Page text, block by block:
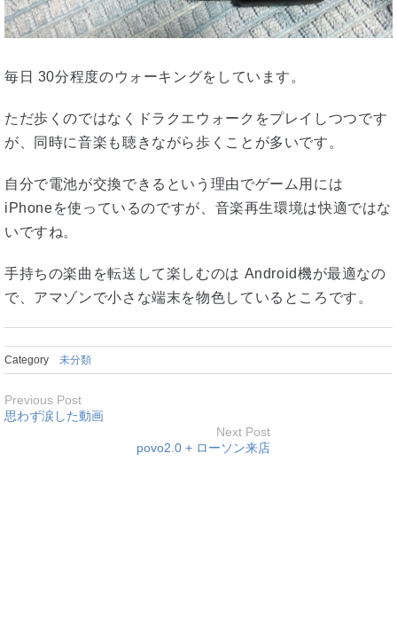
毎日 30分程度のウォーキングをしています。
ただ歩くのではなくドラクエウォークをプレイしつつです
が、同時に音楽も聴きながら歩くことが多いです。
自分で電池が交換できるという理由でゲーム用には
iPhoneを使っているのですが、音楽再生環境は快適ではな
いですね。
手持ちの楽曲を転送して楽しむのは Android機が最適なの
で、アマゾンで小さな端末を物色しているところです。
Category 未分類
Previous Post
思わず涙した動画
Next Post
povo2.0 + ローソン来店